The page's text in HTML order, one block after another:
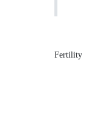
Fertility